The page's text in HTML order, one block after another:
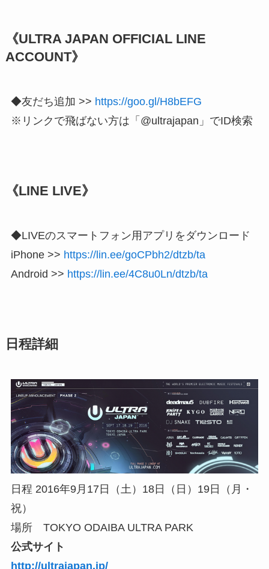
《ULTRA JAPAN OFFICIAL LINE
ACCOUNT》
◆友だち追加 >> https://goo.gl/H8bEFG
※リンクで飛ばない方は「@ultrajapan」でID検索
《LINE LIVE》
◆LIVEのスマートフォン用アプリをダウンロード
iPhone >> https://lin.ee/goCPbh2/dtzb/ta
Android >> https://lin.ee/4C8u0Ln/dtzb/ta
日程詳細
日程 2016年9月17日（土）18日（日）19日（月・
祝）
場所 TOKYO ODAIBA ULTRA PARK
公式サイト
http://ultrajapan.jp/